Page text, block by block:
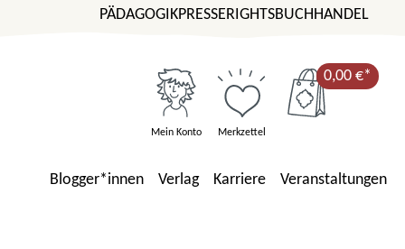
PÄDAGOGIKPRESSERIGHTSBUCHHANDEL
Mein Konto Merkzettel
0,00 €*
Blogger*innen Verlag Karriere Veranstaltungen